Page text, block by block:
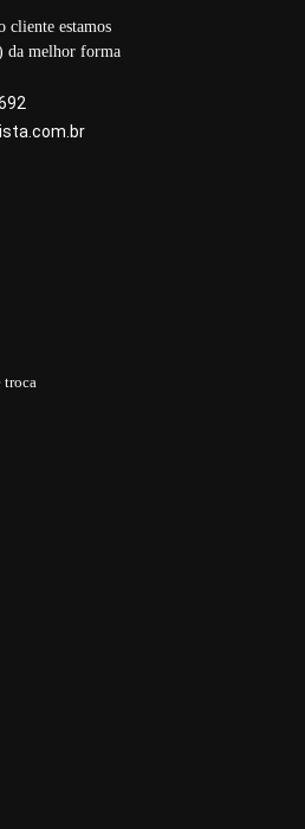
cliente estamos
da melhor forma
troca